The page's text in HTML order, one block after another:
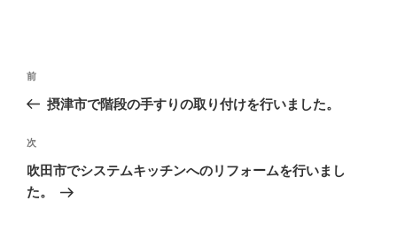
投
ナ
ビ
ゲ
ー
過
去
投
稿
前
摂津市で階段の手すりの取り付けを行いました。
次
の
投
次
吹田市でシステムキッチンへのリフォームを行いまし
た。